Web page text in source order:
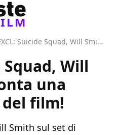
EXCL: Suicide Squad, Will Smith ci racconta una scena sul set del film!
Squad, Will
una
film!
Smith sul set di